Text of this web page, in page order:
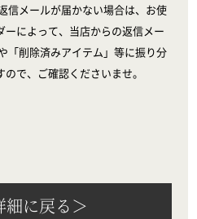
信メールが届かない場合は、お使
によって、当店からの返信メー
「削除済みアイテム」等に振り分
で、ご確認くださいませ。
細に戻る＞